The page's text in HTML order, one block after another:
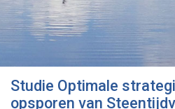
Studie Optimale
opsporen van